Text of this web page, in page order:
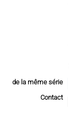
de la même série
Contact